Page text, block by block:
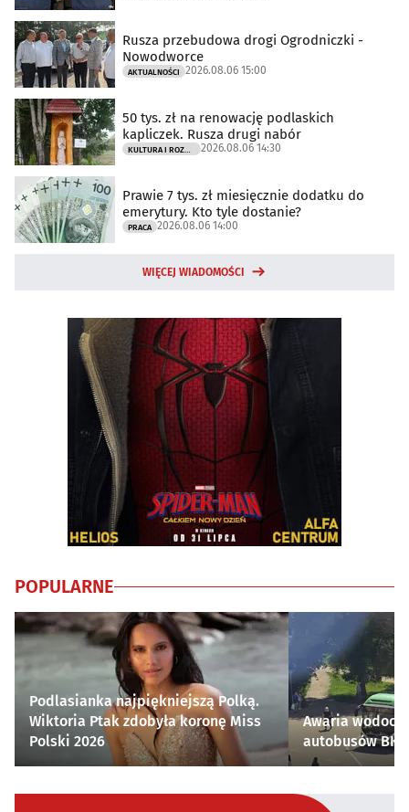
Rusza przebudowa drogi Ogrodniczki -
Nowodworce
AKTUALNOŚCI 2026.08.06 15:00
50 tys. zł na renowację podlaskich
kapliczek. Rusza drugi nabór
2026.08.06 14:30
Prawie 7 tys. zł miesięcznie dodatku do
emerytury. Kto tyle dostanie?
PRACA 2026.08.06 14:00
WIĘCEJ WIADOMOŚCI
POPULARNE
Podlasianka najpiękniejszą Polką.
Wiktoria Ptak zdobyła koronę Miss
Polski 2026
Awaria
autobusów